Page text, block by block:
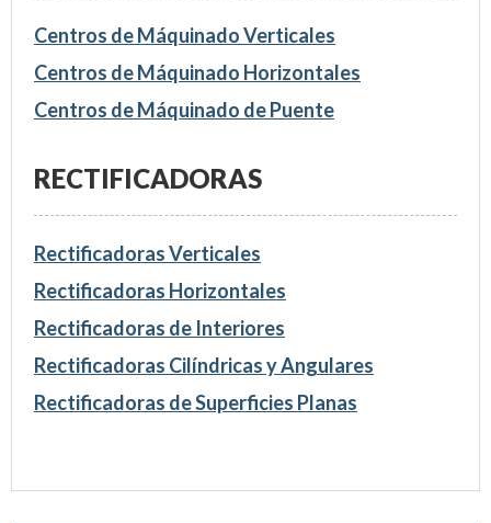
Centros de Máquinado Verticales
Centros de Máquinado Horizontales
Centros de Máquinado de Puente
RECTIFICADORAS
Rectificadoras Verticales
Rectificadoras Horizontales
Rectificadoras de Interiores
Rectificadoras Cilíndricas y Angulares
Rectificadoras de Superficies Planas